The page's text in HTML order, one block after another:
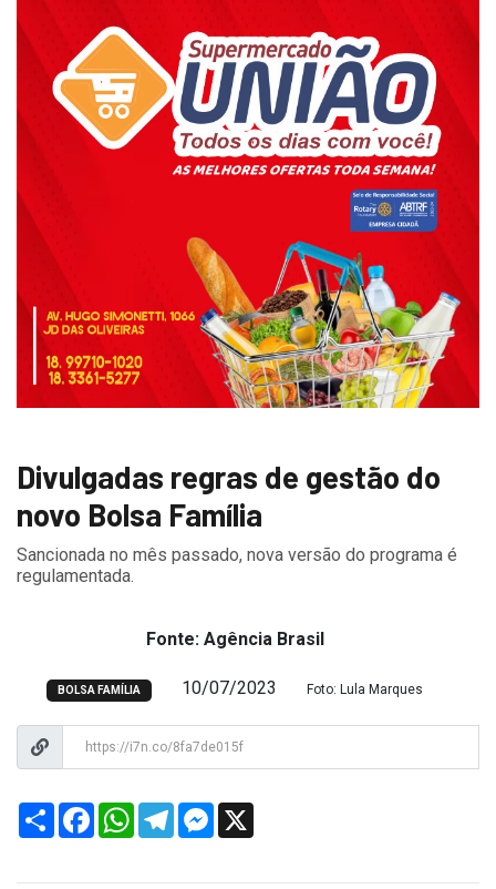
Divulgadas regras de gestão do
novo Bolsa Família
Sancionada no mês passado, nova versão do programa é
regulamentada.
Fonte: Agência Brasil
BOLSA FAMÍLIA 10/07/2023 Foto: Lula Marques
Share FacebookWhatsAppTelegramMessenger